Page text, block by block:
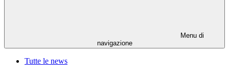
Menu di
navigazione
Tutte le news